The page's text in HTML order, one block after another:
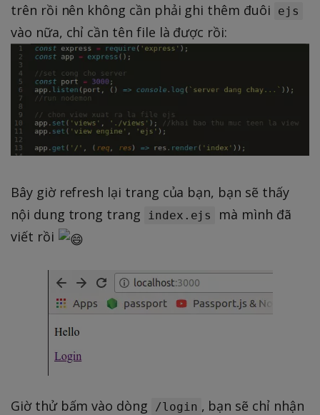
trên rồi nên không cần phải ghi thêm đuôi
ejs
vào nữa, chỉ cần tên file là được rồi:
Bây giờ refresh lại trang của bạn, bạn sẽ thấy
nội dung trong trang
index.ejs
mà mình đã
viết rồi
Giờ thử bấm vào dòng /login , bạn sẽ chỉ nhận